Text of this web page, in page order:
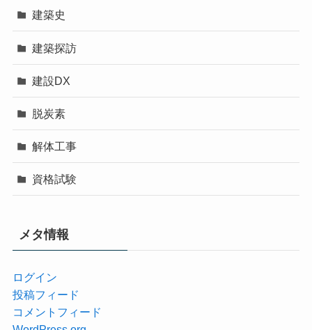
建築史
建築探訪
建設DX
脱炭素
解体工事
資格試験
メタ情報
ログイン
投稿フィード
コメントフィード